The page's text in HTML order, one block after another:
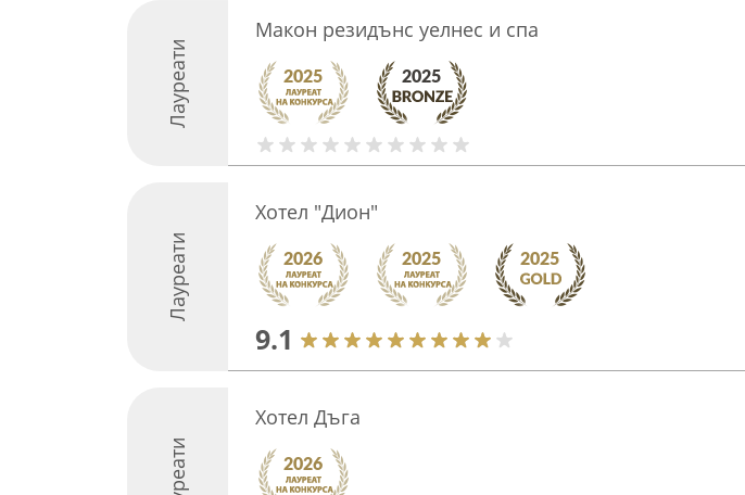
Лауреати
Макон резидънс уелнес и спа
Лауреати
Хотел "Дион"
9.1
Хотел Дъга